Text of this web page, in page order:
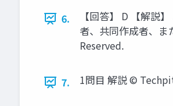
6.
【回答】 D 【解説
者、共同作成者、ま
Reserved.
7. 1問目 解説 ©